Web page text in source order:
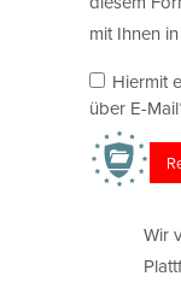
mit Ihnen
Hiermit
über E-
Wir